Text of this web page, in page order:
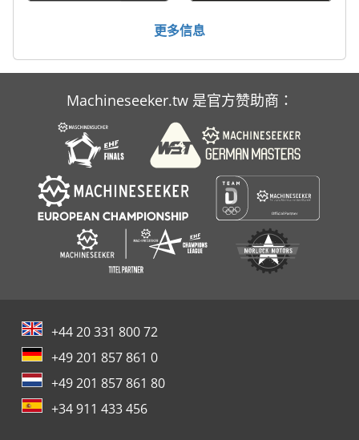
更多信息
Machineseeker.tw 是官方赞助商：
+44 20 331 800 72
+49 201 857 861 0
+49 201 857 861 80
+34 911 433 456